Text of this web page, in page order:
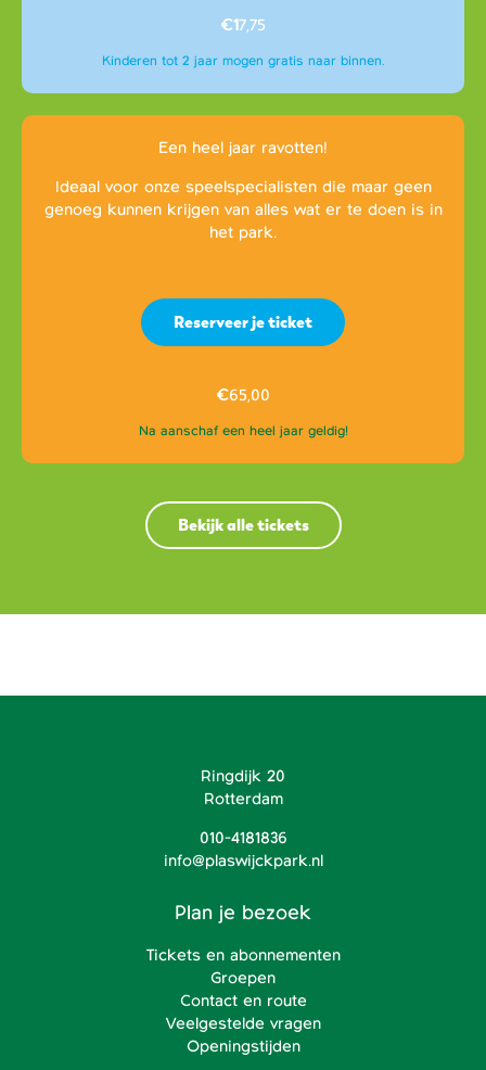
€17,75
Kinderen tot 2 jaar mogen gratis naar binnen.
Een heel jaar ravotten!
Ideaal voor onze speelspecialisten die maar geen
genoeg kunnen krijgen van alles wat er te doen is in
het park.
Reserveer je ticket
€65,00
Na aanschaf een heel jaar geldig!
Bekijk alle tickets
Ringdijk 20
Rotterdam
010-4181836
info@plaswijckpark.nl
Plan je bezoek
Tickets en abonnementen
Groepen
Contact en route
Veelgestelde vragen
Openingstijden